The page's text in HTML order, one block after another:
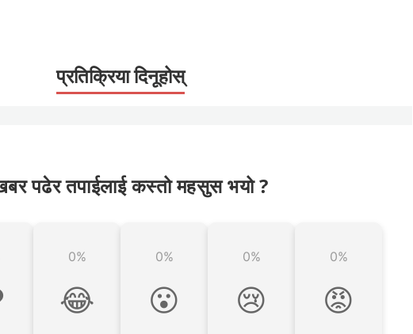
प्रतिक्रिया दिनूहोस्
पढेर तपाईलाई कस्तो महसुस भयो ?
0%
😂
0%
😮
0%
😢
0%
😡